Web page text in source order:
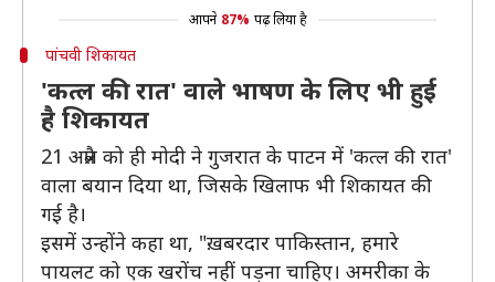
आपने 87% पढ़ लिया है
पांचवी शिकायत
'कत्ल की रात' वाले भाषण के लिए भी हुई
है शिकायत
21 अप्रैल को ही मोदी ने गुजरात के पाटन में 'कत्ल की रात'
वाला बयान दिया था, जिसके खिलाफ भी शिकायत की
गई है।
इसमें उन्होंने कहा था, "ख़बरदार पाकिस्तान, हमारे
पायलट को एक खरोंच नहीं पड़ना चाहिए। अमरीका के